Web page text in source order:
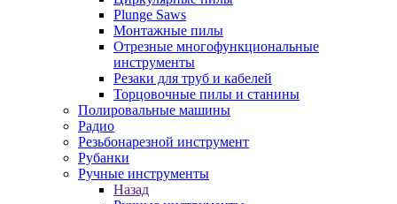
Plunge Saws
Монтажные пилы
Отрезные многофункциональные
инструменты
Резаки для труб и кабелей
Торцовочные пилы и станины
Полировальные машины
Радио
Резьбонарезной инструмент
Рубанки
Ручные инструменты
Назад